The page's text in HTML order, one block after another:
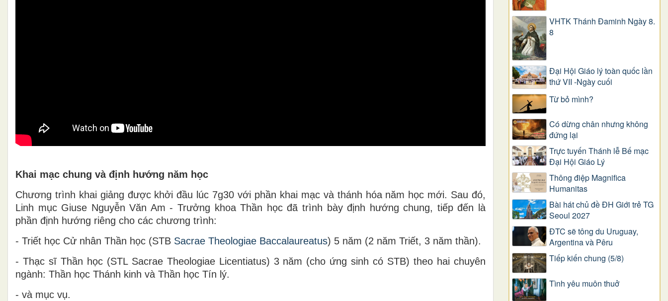
Khai mạc chung và định hướng năm học
Chương trình khai giảng được khởi đầu lúc 7g30 với phần khai mạc và thánh hóa năm học mới. Sau đó,
Linh mục Giuse Nguyễn Văn Am - Trưởng khoa Thần học đã trình bày định hướng chung, tiếp đến là
phần định hướng riêng cho các chương trình:
- Triết học Cử nhân Thần học (STB Sacrae Theologiae Baccalaureatus) 5 năm (2 năm Triết, 3 năm thần).
- Thạc sĩ Thần học (STL Sacrae Theologiae Licentiatus) 3 năm (cho ứng sinh có STB) theo hai chuyên
ngành: Thần học Thánh kinh và Thần học Tín lý.
- và mục vụ.
VHTK Thánh Đaminh Ngày 8.
8
Đại Hội Giáo lý toàn quốc lần
thứ VII -Ngày cuối
Từ bỏ mình?
Có dừng chân nhưng không
đứng lại
Trực tuyến Thánh lễ Bế mạc
Đại Hội Giáo Lý
Thông điệp Magnifica
Humanitas
Bài hát chủ đề ĐH Giới trẻ TG
Seoul 2027
ĐTC sẽ tông du Uruguay,
Argentina và Pêru
Tiếp kiến chung (5/8)
Tình yêu muôn thuở